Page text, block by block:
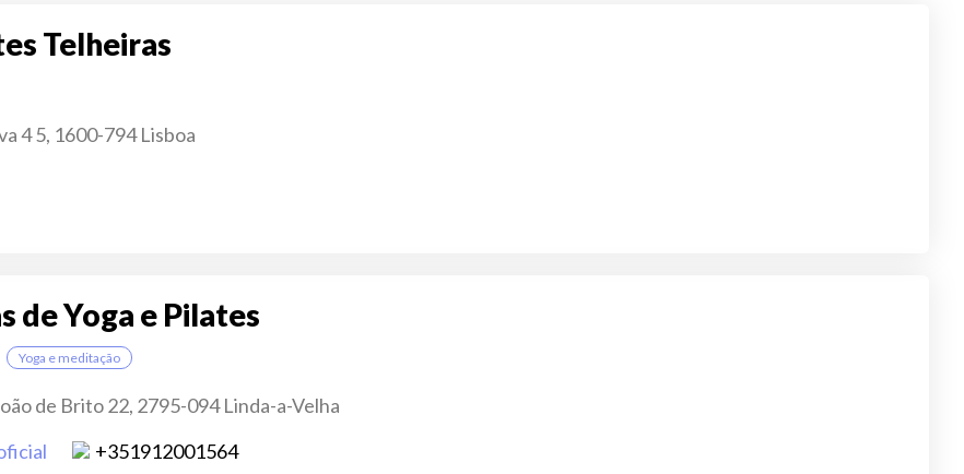
Telheiras
4 5, 1600-794 Lisboa
de Yoga e Pilates
Yoga e meditação
de Brito 22, 2795-094 Linda-a-Velha
+351912001564